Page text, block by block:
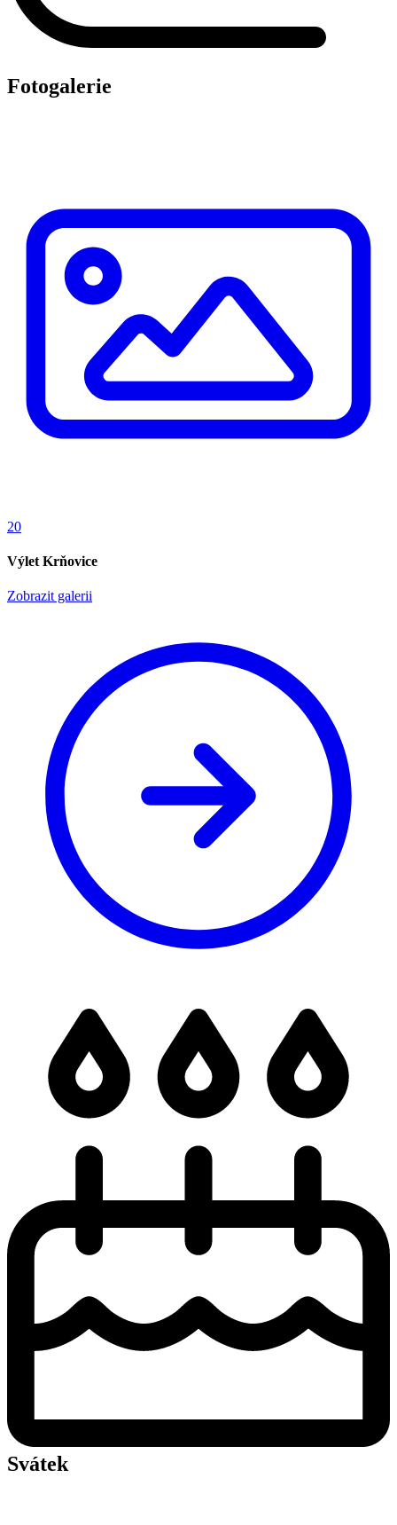
Fotogalerie
20
Výlet Krňovice
Zobrazit galerii
Svátek